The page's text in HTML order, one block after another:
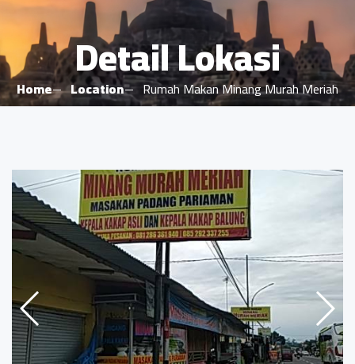
Detail Lokasi
Home Location Rumah Makan Minang Murah Meriah